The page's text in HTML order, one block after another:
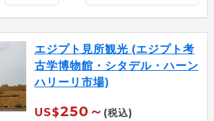
エジプト見所観光 (エジプト考
古学博物館・シタデル・ハーン
ハリーリ市場)
US$250～ (税込)